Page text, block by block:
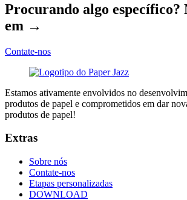
Procurando algo específico?
em →
Contate-nos
Estamos ativamente envolvidos no
produtos de papel e comprometidos em dar
produtos de papel!
Extras
Sobre nós
Contate-nos
Etapas personalizadas
DOWNLOAD